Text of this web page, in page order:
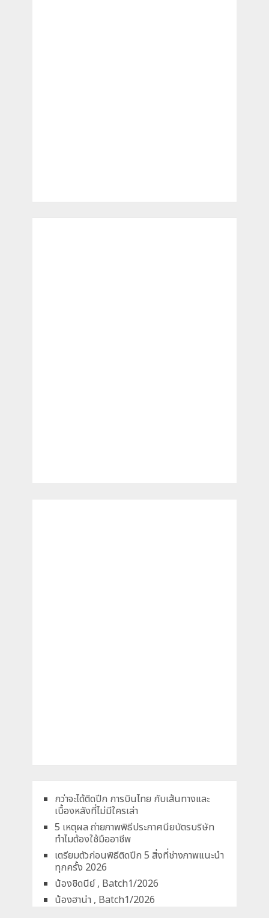
กว่าจะได้ติดปีก การบินไทย กับเส้นทางและ
เบื้องหลังที่ไม่มีใครเล่า
5 เหตุผล ถ่ายภาพพิธีประกาศนียบัตรบริษัท
ทำไมต้องใช้มืออาชีพ
เตรียมตัวก่อนพิธีติดปีก 5 สิ่งที่ช่างภาพแนะนำ
ทุกครั้ง 2026
น้องชิดนีย์ , Batch1/2026
น้องฮาน่า , Batch1/2026